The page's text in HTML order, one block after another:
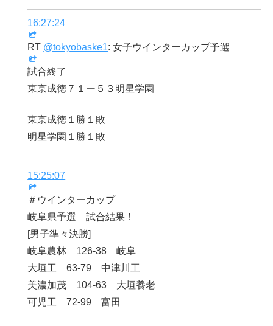
16:27:24
RT @tokyobaske1: 女子ウインターカップ予選
試合終了
東京成徳７１ー５３明星学園
東京成徳１勝１敗
明星学園１勝１敗
15:25:07
＃ウインターカップ
岐阜県予選 試合結果！
[男子準々決勝]
岐阜農林 126-38 岐阜
大垣工 63-79 中津川工
美濃加茂 104-63 大垣養老
可児工 72-99 富田